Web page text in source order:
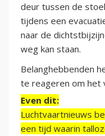
deur tussen de
tijdens een
naar de
weg kan staan.
Belanghebbenden
te reageren om het
Even dit:
Luchtvaartnieuws
een tijd waarin